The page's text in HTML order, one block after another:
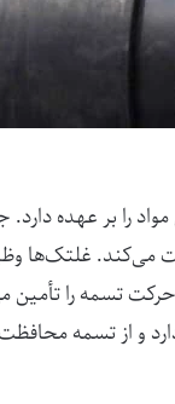
بر عهده دارد.
غلتک‌ها
تسمه را تأمین
و از تسمه